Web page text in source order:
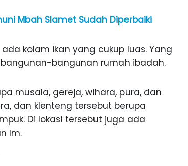
Mbah Slamet Sudah Diperbaiki
kolam ikan yang cukup luas. Yang
bangunan rumah ibadah.
musala, gereja, wihara, pura, dan
dan klenteng tersebut berupa
Di lokasi tersebut juga ada
Im.